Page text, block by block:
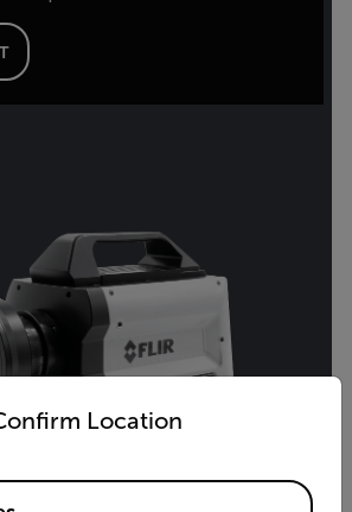
Location
country and language from the